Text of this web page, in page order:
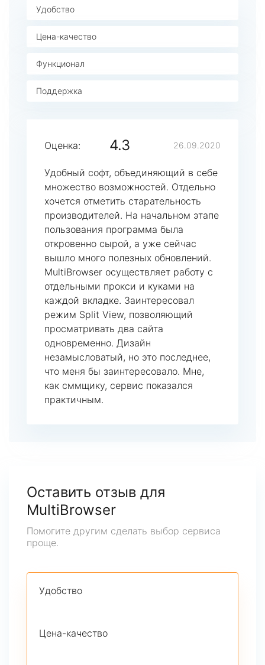
Удобство
Цена-качество
Функционал
Поддержка
Оценка: 4.3 26.09.2020
Удобный софт, объединяющий в себе
множество возможностей. Отдельно
хочется отметить старательность
производителей. На начальном этапе
пользования программа была
откровенно сырой, а уже сейчас
вышло много полезных обновлений.
MultiBrowser осуществляет работу с
отдельными прокси и куками на
каждой вкладке. Заинтересовал
режим Split View, позволяющий
просматривать два сайта
одновременно. Дизайн
незамысловатый, но это последнее,
что меня бы заинтересовало. Мне,
как сммщику, сервис показался
практичным.
Оставить отзыв для
MultiBrowser
Помогите другим сделать выбор сервиса
проще.
Удобство
Цена-качество